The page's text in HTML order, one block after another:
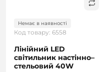
Немає в наявності
Код товару: 6558
Лінійний LED
світильник настінно–
стельовий 40W